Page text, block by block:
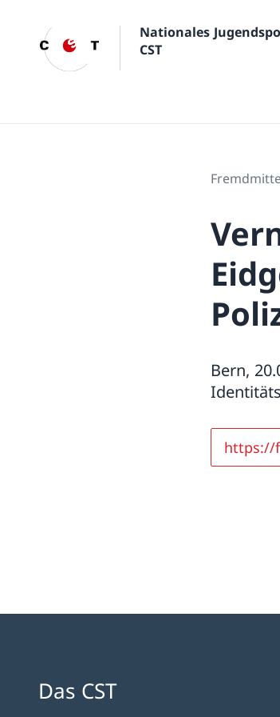
Nationales
CST
Bern,
https://
Das CST